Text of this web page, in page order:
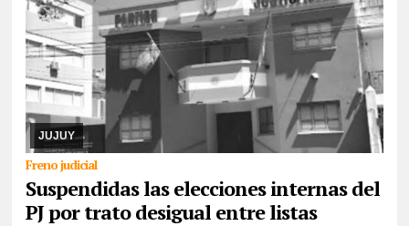
JUJUY
Freno judicial
Suspendidas las elecciones internas del
PJ por trato desigual entre listas
08/08/2026 El cronograma electoral suspendido, el juez Hansen
resolvió la apelación de la lista Celeste y Blanca, argumenta trató
desigual. Ya corrió traslado a ...